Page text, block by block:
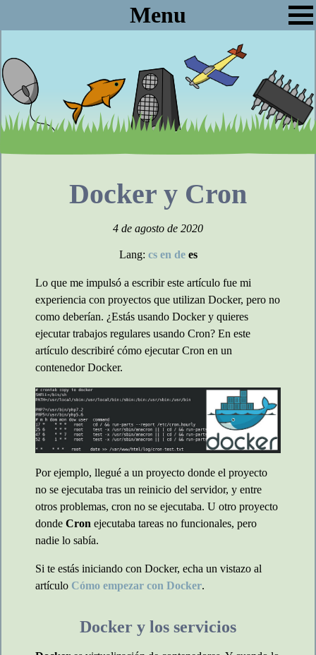
Menu
Docker y Cron
4 de agosto de 2020
Lang: cs en de es
Lo que me impulsó a escribir este artículo fue mi
experiencia con proyectos que utilizan Docker, pero no
como deberían. ¿Estás usando Docker y quieres
ejecutar trabajos regulares usando Cron? En este
artículo describiré cómo ejecutar Cron en un
contenedor Docker.
Por ejemplo, llegué a un proyecto donde el proyecto
no se ejecutaba tras un reinicio del servidor, y entre
otros problemas, cron no se ejecutaba. U otro proyecto
donde Cron ejecutaba tareas no funcionales, pero
nadie lo sabía.
Si te estás iniciando con Docker, echa un vistazo al
artículo Cómo empezar con Docker.
Docker y los servicios